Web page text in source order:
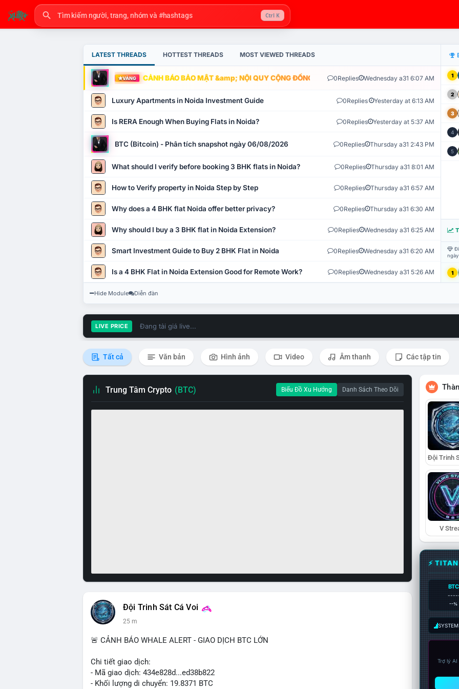
Ctrl K
LATEST THREADS HOTTEST THREADS MOST VIEWED THREADS
VÀNG CẢNH BÁO BẢO MẬT &amp; NỘI QUY CỘNG ĐỒNG VLIKE.VN: HỆ THỐNG GIÁM SÁT TỰ
0Replies Wednesday a31 6:07 AM
Luxury Apartments in Noida Investment Guide 0Replies Yesterday at 6:13 AM
Is RERA Enough When Buying Flats in Noida? 0Replies Yesterday at 5:37 AM
BTC (Bitcoin) - Phân tích snapshot ngày 06/08/2026 0Replies Thursday a31 2:43 PM
What should I verify before booking 3 BHK flats in Noida? 0Replies Thursday a31 8:01 AM
How to Verify property in Noida Step by Step 0Replies Thursday a31 6:57 AM
Why does a 4 BHK flat Noida offer better privacy? 0Replies Thursday a31 6:30 AM
Why should I buy a 3 BHK flat in Noida Extension? 0Replies Wednesday a31 6:25 AM
Smart Investment Guide to Buy 2 BHK Flat in Noida 0Replies Wednesday a31 6:20 AM
Is a 4 BHK Flat in Noida Extension Good for Remote Work? 0Replies Wednesday a31 5:26 AM
1
2
3
4
5
1
Hide Module Diễn đàn
LIVE PRICE Đang tải giá live...
Tất cả Văn bản Hình ảnh Video Âm thanh Các tập tin
Trung Tâm Crypto (BTC) Biểu Đồ Xu Hướng Danh Sách Theo Dõi
Đội Trinh Sát Cá Voi
25 m
🚨 CẢNH BÁO WHALE ALERT - GIAO DỊCH BTC LỚN
Chi tiết giao dịch:
- Mã giao dịch: 434e828d...ed38b822
- Khối lượng di chuyển: 19.8371 BTC
V
⚡
BTC
--%
Trợ lý